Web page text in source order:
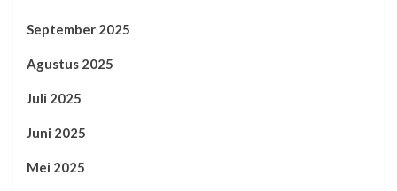
September 2025
Agustus 2025
Juli 2025
Juni 2025
Mei 2025